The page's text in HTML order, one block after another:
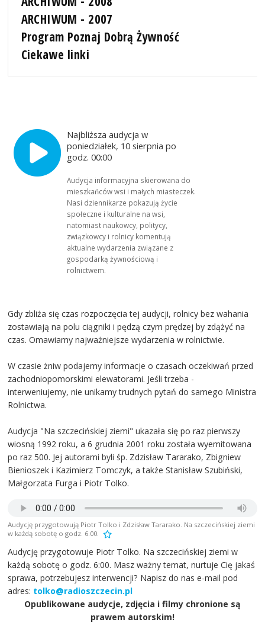
ARCHIWUM - 2007
Program Poznaj Dobrą Żywność
Ciekawe linki
Najbliższa audycja w
poniedziałek, 10 sierpnia po
godz. 00:00
Audycja informacyjna skierowana do
mieszkańców wsi i małych miasteczek.
Nasi dziennikarze pokazują życie
społeczne i kulturalne na wsi,
natomiast naukowcy, politycy,
związkowcy i rolnicy komentują
aktualne wydarzenia związane z
gospodarką żywnościową i
rolnictwem.
Gdy zbliża się czas rozpoczęcia tej audycji, rolnicy bez wahania
zostawiają na polu ciągniki i pędzą czym prędzej by zdążyć na
czas. Omawiamy najważniejsze wydarzenia w rolnictwie.
W czasie żniw podajemy informacje o czasach oczekiwań przed
zachodniopomorskimi elewatorami. Jeśli trzeba -
interweniujemy, nie unikamy trudnych pytań do samego Ministra
Rolnictwa.
Audycja "Na szczecińskiej ziemi" ukazała się po raz pierwszy
wiosną 1992 roku, a 6 grudnia 2001 roku została wyemitowana
po raz 500. Jej autorami byli śp. Zdzisław Tararako, Zbigniew
Bienioszek i Kazimierz Tomczyk, a także Stanisław Szubiński,
Małgorzata Furga i Piotr Tolko.
Audycję przygotowują Piotr Tolko i Zdzisław Tararako. Na szczecińskiej ziemi
w każdą sobotę o godz. 6.00.
Audycję przygotowuje Piotr Tolko. Na szczecińskiej ziemi w
każdą sobotę o godz. 6:00. Masz ważny temat, nurtuje Cię jakaś
sprawa, potrzebujesz interwencji? Napisz do nas e-mail pod
adres: tolko@radioszczecin.pl
Opublikowane audycje, zdjęcia i filmy chronione są
prawem autorskim!